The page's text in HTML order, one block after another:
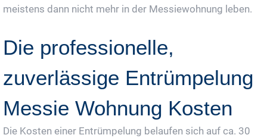
meistens dann nicht mehr in der Messiewohnung leben.
Die professionelle,
zuverlässige Entrümpelung
Messie Wohnung Kosten
Die Kosten einer Entrümpelung belaufen sich auf ca. 30